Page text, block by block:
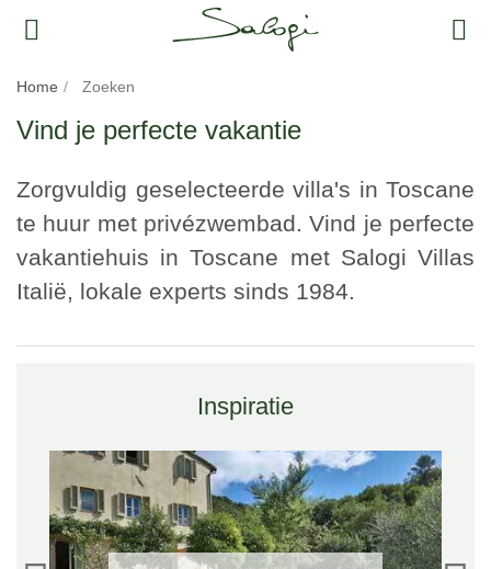
Home Zoeken
Vind je perfecte vakantie
Zorgvuldig geselecteerde villa's in Toscane
te huur met privézwembad. Vind je perfecte
vakantiehuis in Toscane met Salogi Villas
Italië, lokale experts sinds 1984.
Inspiratie